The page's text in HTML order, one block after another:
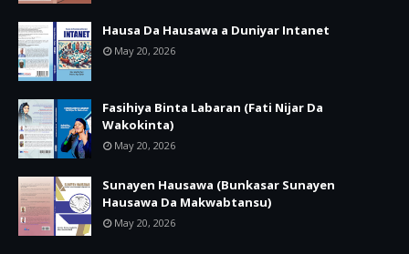
Hausa Da Hausawa a Duniyar Intanet
May 20, 2026
Fasihiya Binta Labaran (Fati Nijar Da
Wakokinta)
May 20, 2026
Sunayen Hausawa (Bunkasar Sunayen
Hausawa Da Makwabtansu)
May 20, 2026